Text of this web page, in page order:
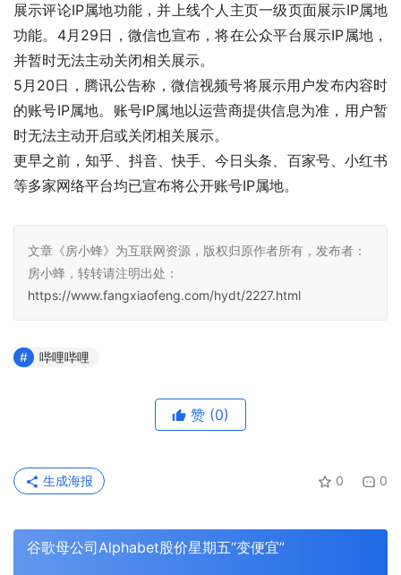
展示评论IP属地功能，并上线个人主页一级页面展示IP属地
功能。4月29日，微信也宣布，将在公众平台展示IP属地，
并暂时无法主动关闭相关展示。
5月20日，腾讯公告称，微信视频号将展示用户发布内容时
的账号IP属地。账号IP属地以运营商提供信息为准，用户暂
时无法主动开启或关闭相关展示。
更早之前，知乎、抖音、快手、今日头条、百家号、小红书
等多家网络平台均已宣布将公开账号IP属地。
文章《房小蜂》为互联网资源，版权归原作者所有，发布者：
房小蜂，转转请注明出处：
https://www.fangxiaofeng.com/hydt/2227.html
哔哩哔哩
赞 (0)
0 0
生成海报
谷歌母公司Alphabet股价星期五“变便宜”